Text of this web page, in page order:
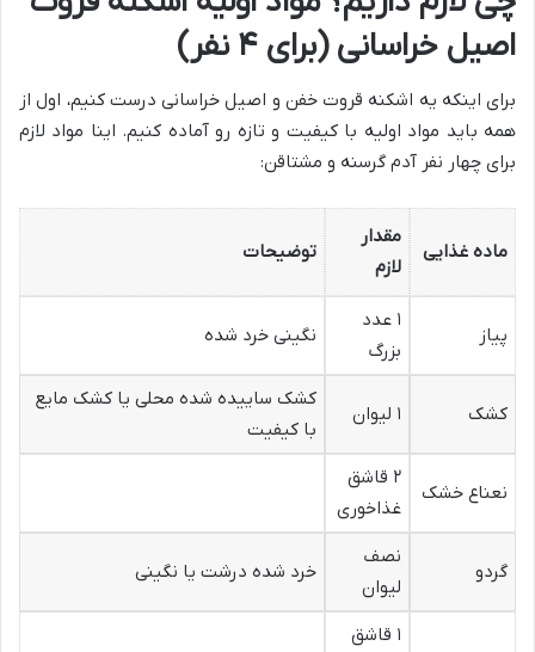
اصیل خراسانی (برای ۴ نفر)
برای اینکه یه اشکنه قروت خفن و اصیل خراسانی درست کنیم، اول از
همه باید مواد اولیه با کیفیت و تازه رو آماده کنیم. اینا مواد لازم
برای چهار نفر آدم گرسنه و مشتاقن:
ماده غذایی
مقدار
لازم
توضیحات
پیاز
۱ عدد
بزرگ
نگینی خرد شده
کشک ۱ لیوان
کشک ساییده شده محلی یا کشک مایع
با کیفیت
نعناع خشک
۲ قاشق
غذاخوری
گردو
نصف
لیوان
خرد شده درشت یا نگینی
۱ قاشق